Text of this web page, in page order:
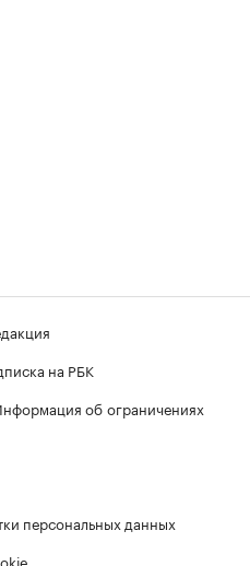
на РБК
об ограничениях
персональных данных